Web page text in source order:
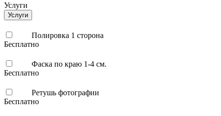
Услуги
Услуги
Полировка 1 сторона
Бесплатно
Фаска по краю 1-4 см.
Бесплатно
Ретушь фотографии
Бесплатно